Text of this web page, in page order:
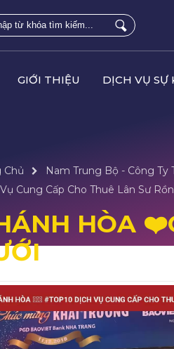
GIỚI THIỆU DỊCH VỤ SỰ
Chủ Nam Trung Bộ - Công Ty
Cung Cấp Cho Thuê Lân Sư
HÒA